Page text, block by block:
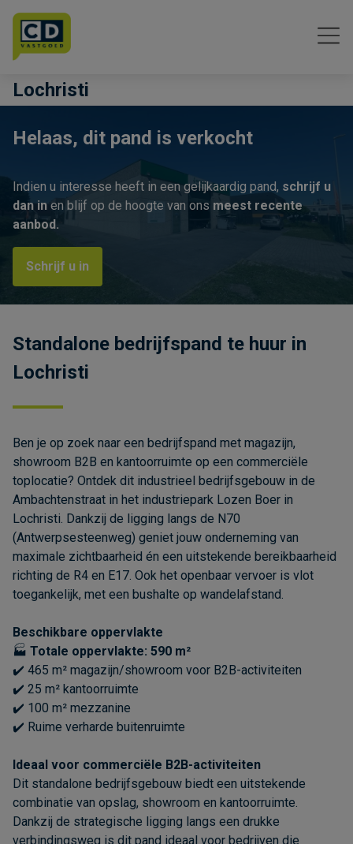
Menu overslaan en naar de inhoud gaan
Lochristi
Helaas, dit pand is verkocht
Indien u interesse heeft in een gelijkaardig pand, schrijf u
dan in en blijf op de hoogte van ons meest recente
aanbod.
Schrijf u in
Standalone bedrijfspand te huur in
Lochristi
Ben je op zoek naar een bedrijfspand met magazijn,
showroom B2B en kantoorruimte op een commerciële
toplocatie? Ontdek dit industrieel bedrijfsgebouw in de
Ambachtenstraat in het industriepark Lozen Boer in
Lochristi. Dankzij de ligging langs de N70
(Antwerpsesteenweg) geniet jouw onderneming van
maximale zichtbaarheid én een uitstekende bereikbaarheid
richting de R4 en E17. Ook het openbaar vervoer is vlot
toegankelijk, met een bushalte op wandelafstand.
Beschikbare oppervlakte
🏭 Totale oppervlakte: 590 m²
✔️ 465 m² magazijn/showroom voor B2B-activiteiten
✔️ 25 m² kantoorruimte
✔️ 100 m² mezzanine
✔️ Ruime verharde buitenruimte
Ideaal voor commerciële B2B-activiteiten
Dit standalone bedrijfsgebouw biedt een uitstekende
combinatie van opslag, showroom en kantoorruimte.
Dankzij de strategische ligging langs een drukke
verbindingsweg is dit pand ideaal voor bedrijven die